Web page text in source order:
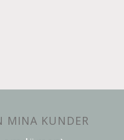
MINA KUNDER